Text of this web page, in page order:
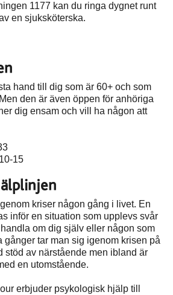
1177 kan du ringa dygnet runt
en sjuksköterska.
hand till dig som är 60+ och som
den är även öppen för anhöriga
dig ensam och vill ha någon att
15
kriser någon gång i livet. En
inför en situation som upplevs svår
om dig själv eller någon som
gånger tar man sig igenom krisen på
stöd av närstående men ibland är
en utomstående.
erbjuder psykologisk hjälp till